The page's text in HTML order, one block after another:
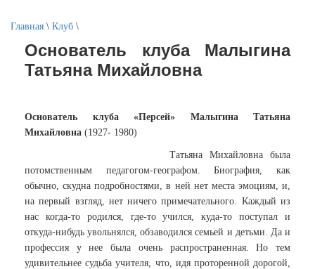
Главная \ Клуб \
Основатель клуба Малыгина
Татьяна Михайловна
Основатель клуба «Персей» Малыгина Татьяна
Михайловна (1927- 1980)
Татьяна Михайловна была
потомственным педагогом-географом. Биография, как
обычно, скудна подробностями, в ней нет места эмоциям, и,
на первый взгляд, нет ничего примечательного. Каждый из
нас когда-то родился, где-то учился, куда-то поступал и
откуда-нибудь увольнялся, обзаводился семьей и детьми. Да и
профессия у нее была очень распространенная. Но тем
удивительнее судьба учителя, что, идя проторенной дорогой,